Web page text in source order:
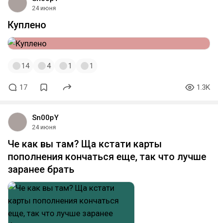
24 июня
Куплено
14 4 1 1
17 1.3K
Sn00pY
24 июня
Че как вы там? Ща кстати карты
пополнения кончаться еще, так что лучше
заранее брать